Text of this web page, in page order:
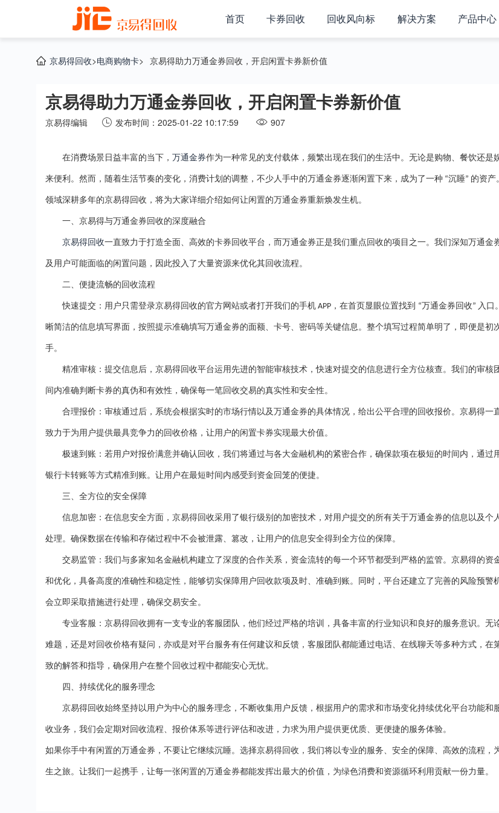
首页 卡券回收 回收风向标 解决方案 产品中心
京易得回收>电商购物卡> 京易得助力万通金券回收，开启闲置卡券新价值
京易得助力万通金券回收，开启闲置卡券新价值
京易得编辑 发布时间：2025-01-22 10:17:59 907
在消费场景日益丰富的当下， 万通金券作为一种常见的支付载体，频繁出现在我们的生活中。无论是购物、餐饮还是
来便利。然而，随着生活节奏的变化，消费计划的调整，不少人手中的万通金券逐渐闲置下来，成为了一种 “沉睡” 的资产
领域深耕多年的京易得回收，将为大家详细介绍如何让闲置的万通金券重新焕发生机。
一、京易得与万通金券回收的深度融合
京易得回收一直致力于打造全面、高效的卡券回收平台，而万通金券正是我们重点回收的项目之一。我们深知万通金
及用户可能面临的闲置问题，因此投入了大量资源来优化其回收流程。
二、便捷流畅的回收流程
快速提交：用户只需登录京易得回收的官方网站或者打开我们的手机 APP ，在首页显眼位置找到 “万通金券回收” 入口
晰简洁的信息填写界面，按照提示准确填写万通金券的面额、卡号、密码等关键信息。整个填写过程简单明了，即便是初
手。
精准审核：提交信息后，京易得回收平台运用先进的智能审核技术，快速对提交的信息进行全方位核查。我们的审核
间内准确判断卡券的真伪和有效性，确保每一笔回收交易的真实性和安全性。
合理报价：审核通过后，系统会根据实时的市场行情以及万通金券的具体情况，给出公平合理的回收报价。京易得一
致力于为用户提供最具竞争力的回收价格，让用户的闲置卡券实现最大价值。
极速到账：若用户对报价满意并确认回收，我们将通过与各大金融机构的紧密合作，确保款项在极短的时间内，通过
银行卡转账等方式精准到账。让用户在最短时间内感受到资金回笼的便捷。
三、全方位的安全保障
信息加密：在信息安全方面，京易得回收采用了银行级别的加密技术，对用户提交的所有关于万通金券的信息以及个
处理。确保数据在传输和存储过程中不会被泄露、篡改，让用户的信息安全得到全方位的保障。
交易监管：我们与多家知名金融机构建立了深度的合作关系，资金流转的每一个环节都受到严格的监管。京易得的资
和优化，具备高度的准确性和稳定性，能够切实保障用户回收款项及时、准确到账。同时，平台还建立了完善的风险预警
会立即采取措施进行处理，确保交易安全。
专业客服：京易得回收拥有一支专业的客服团队，他们经过严格的培训，具备丰富的行业知识和良好的服务意识。无
难题，还是对回收价格有疑问，亦或是对平台服务有任何建议和反馈，客服团队都能通过电话、在线聊天等多种方式，在
致的解答和指导，确保用户在整个回收过程中都能安心无忧。
四、持续优化的服务理念
京易得回收始终坚持以用户为中心的服务理念，不断收集用户反馈，根据用户的需求和市场变化持续优化平台功能和
收业务，我们会定期对回收流程、报价体系等进行评估和改进，力求为用户提供更优质、更便捷的服务体验。
如果你手中有闲置的万通金券，不要让它继续沉睡。选择京易得回收，我们将以专业的服务、安全的保障、高效的流程，
生之旅。让我们一起携手，让每一张闲置的万通金券都能发挥出最大的价值，为绿色消费和资源循环利用贡献一份力量。